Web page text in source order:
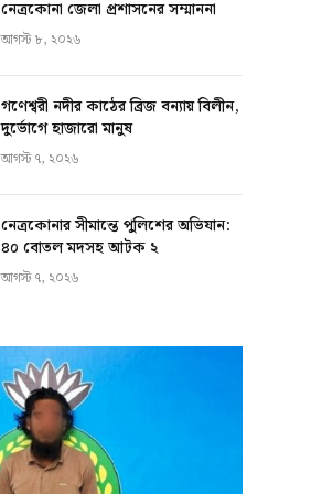
নেত্রকোনা জেলা প্রশাসনের সম্মাননা
আগস্ট ৮, ২০২৬
গণেশ্বরী নদীর কাঠের ব্রিজ বন্যায় বিলীন,
দুর্ভোগে হাজারো মানুষ
আগস্ট ৭, ২০২৬
নেত্রকোনার সীমান্তে পুলিশের অভিযান:
৪০ বোতল মদসহ আটক ২
আগস্ট ৭, ২০২৬